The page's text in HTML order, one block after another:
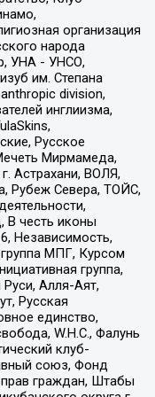
организация
народа
УНА - УНСО,
им. Степана
division,
инглиизма,
Русское
Мирмамеда,
Астрахани, ВОЛЯ,
Рубеж Севера, ТОЙС,
В честь иконы
Независимость,
МПГ, Курсом
группа,
Алля-Аят,
Русская
единство,
W.H.С., Фалунь
клуб-
союз, Фонд
граждан, Штабы